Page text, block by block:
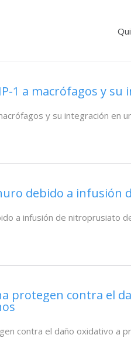
1 a macrófagos y
y su integración en
debido a infusión
a infusión de nitroprusiato
protegen contra el
contra el daño oxidativo a